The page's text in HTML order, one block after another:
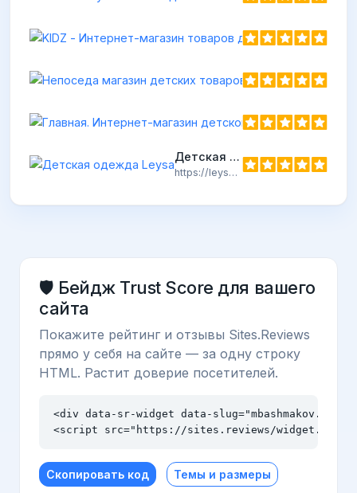
Непоседа
https://непоседа-
Детская одежда Leysa
https://leysa.ru
🛡️ Бейдж Trust Score для вашего
сайта
Покажите рейтинг и отзывы Sites.Reviews
прямо у себя на сайте — за одну строку
HTML. Растит доверие посетителей.
<div data-sr-widget data-slug="mbashmakov.ru"
<script src="https://sites.reviews/widget.js"
Скопировать код Темы и размеры